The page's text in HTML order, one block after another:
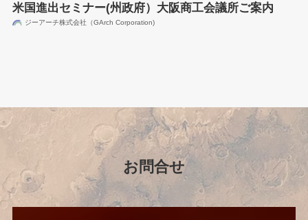
米国進出セミナー(州政府）大阪商工会議所ご案内
ジーアーチ株式会社（GArch Corporation)
お問合せ